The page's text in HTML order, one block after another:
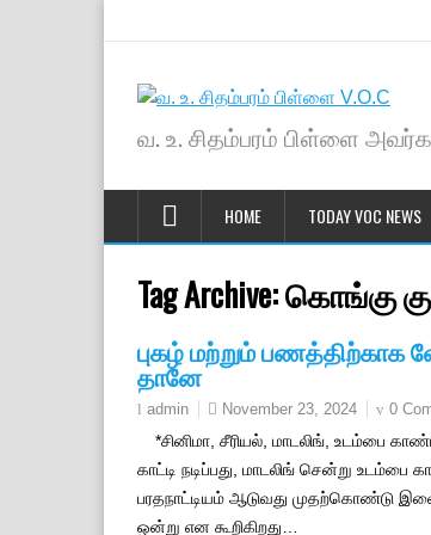
வ. உ. சிதம்பரம் பிள்ளை
HOME TODAY VOC NEWS
Tag Archive:கொங்கு
புகழ் மற்றும் பணத்திற்காக
தானே
admin November 23, 2024 0
*சினிமா, சீரியல், மாடலிங், உடம்பை
காட்டி நடிப்பது, மாடலிங் சென்று உடம்பை
பரதநாட்டியம் ஆடுவது முதற்கொண்டு
ஒன்று என கூறிகிறது…